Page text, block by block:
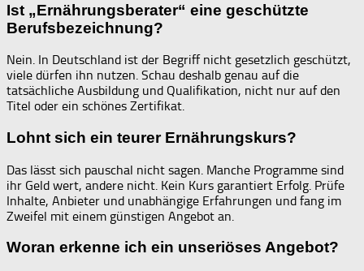
Ist „Ernährungsberater“ eine geschützte
Berufsbezeichnung?
Nein. In Deutschland ist der Begriff nicht gesetzlich geschützt,
viele dürfen ihn nutzen. Schau deshalb genau auf die
tatsächliche Ausbildung und Qualifikation, nicht nur auf den
Titel oder ein schönes Zertifikat.
Lohnt sich ein teurer Ernährungskurs?
Das lässt sich pauschal nicht sagen. Manche Programme sind
ihr Geld wert, andere nicht. Kein Kurs garantiert Erfolg. Prüfe
Inhalte, Anbieter und unabhängige Erfahrungen und fang im
Zweifel mit einem günstigen Angebot an.
Woran erkenne ich ein unseriöses Angebot?